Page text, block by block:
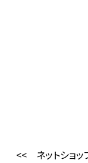
<<
ネットショ